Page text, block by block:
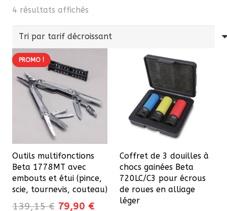
4 résultats affichés
par
prix
PROMO !
Outils multifonctions
Beta 1778MT avec
embouts et étui (pince,
scie, tournevis, couteau)
139,15€ Le
79,90 €Le
Coffret de 3 douilles à
chocs gainées Beta
720LC/C3 pour écrous
de roues en alliage
léger